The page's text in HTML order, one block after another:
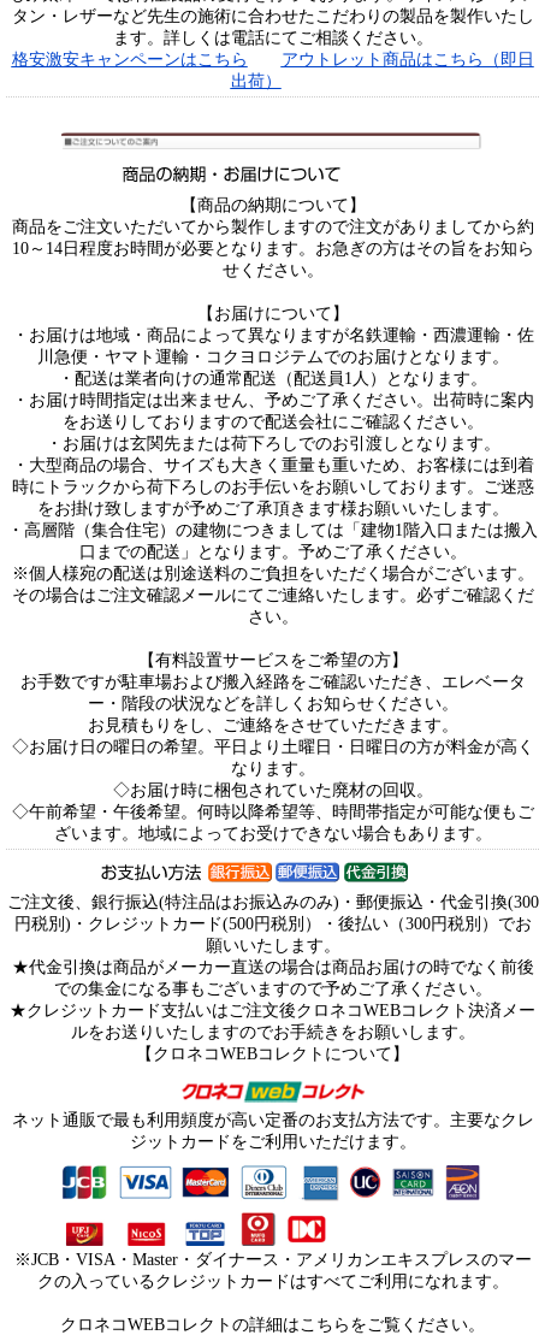
タン・レザーなど先生の施術に合わせたこだわりの製品を製作いたし
ます。詳しくは電話にてご相談ください。
格安激安キャンペーンはこちら
アウトレット商品はこちら（即日
出荷）
【商品の納期について】
商品をご注文いただいてから製作しますので注文がありましてから約
10～14日程度お時間が必要となります。お急ぎの方はその旨をお知ら
せください。
【お届けについて】
・お届けは地域・商品によって異なりますが名鉄運輸・西濃運輸・佐
川急便・ヤマト運輸・コクヨロジテムでのお届けとなります。
・配送は業者向けの通常配送（配送員1人）となります。
・お届け時間指定は出来ません、予めご了承ください。出荷時に案内
をお送りしておりますので配送会社にご確認ください。
・お届けは玄関先または荷下ろしでのお引渡しとなります。
・大型商品の場合、サイズも大きく重量も重いため、お客様には到着
時にトラックから荷下ろしのお手伝いをお願いしております。ご迷惑
をお掛け致しますが予めご了承頂きます様お願いいたします。
・高層階（集合住宅）の建物につきましては「建物1階入口または搬入
口までの配送」となります。予めご了承ください。
※個人様宛の配送は別途送料のご負担をいただく場合がございます。
その場合はご注文確認メールにてご連絡いたします。必ずご確認くだ
さい。
【有料設置サービスをご希望の方】
お手数ですが駐車場および搬入経路をご確認いただき、エレベータ
ー・階段の状況などを詳しくお知らせください。
お見積もりをし、ご連絡をさせていただきます。
◇お届け日の曜日の希望。平日より土曜日・日曜日の方が料金が高く
なります。
◇お届け時に梱包されていた廃材の回収。
◇午前希望・午後希望。何時以降希望等、時間帯指定が可能な便もご
ざいます。地域によってお受けできない場合もあります。
ご注文後、銀行振込(特注品はお振込みのみ)・郵便振込・代金引換(300
円税別)・クレジットカード(500円税別）・後払い（300円税別）でお
願いいたします。
★代金引換は商品がメーカー直送の場合は商品お届けの時でなく前後
での集金になる事もございますので予めご了承ください。
★クレジットカード支払いはご注文後クロネコWEBコレクト決済メー
ルをお送りいたしますのでお手続きをお願いします。
【クロネコWEBコレクトについて】
ネット通販で最も利用頻度が高い定番のお支払方法です。主要なクレ
ジットカードをご利用いただけます。
※JCB・VISA・Master・ダイナース・アメリカンエキスプレスのマー
クの入っているクレジットカードはすべてご利用になれます。
クロネコWEBコレクトの詳細はこちらをご覧ください。